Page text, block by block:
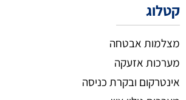
קטלוג
מצלמות אבטחה
מערכות אזעקה
אינטרקום ובקרת כניסה